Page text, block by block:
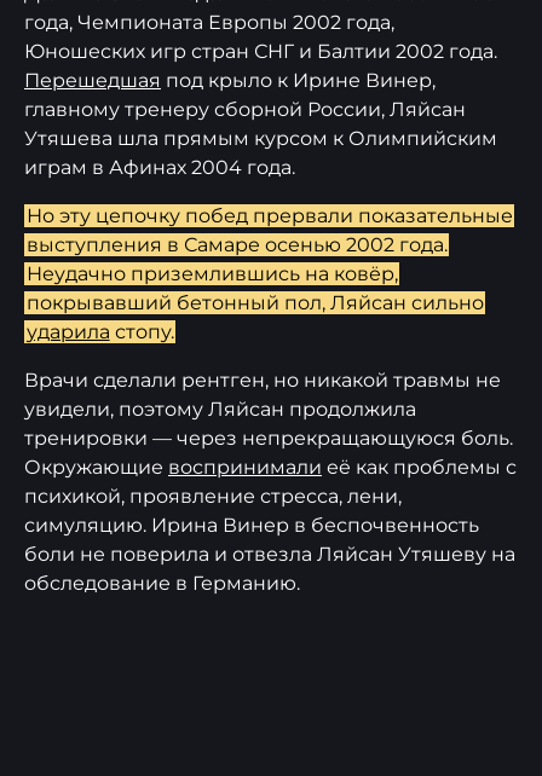
года, Чемпионата Европы 2002 года,
Юношеских игр стран СНГ и Балтии 2002 года.
Перешедшая под крыло к Ирине Винер,
главному тренеру сборной России, Ляйсан
Утяшева шла прямым курсом к Олимпийским
играм в Афинах 2004 года.
Но эту цепочку побед прервали показательные
выступления в Самаре осенью 2002 года.
Неудачно приземлившись на ковёр,
покрывавший бетонный пол, Ляйсан сильно
ударила стопу.
Врачи сделали рентген, но никакой травмы не
увидели, поэтому Ляйсан продолжила
тренировки — через непрекращающуюся боль.
Окружающие воспринимали её как проблемы с
психикой, проявление стресса, лени,
симуляцию. Ирина Винер в беспочвенность
боли не поверила и отвезла Ляйсан Утяшеву на
обследование в Германию.